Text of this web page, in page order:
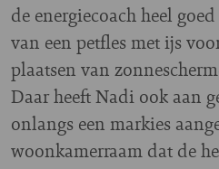
de energiecoach heel
van een petfles met ijs
plaatsen van
Daar heeft Nadi ook aan
onlangs een markies
woonkamerraam dat de